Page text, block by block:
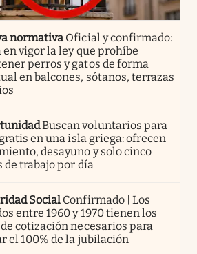
normativa Oficial y confirmado:
en vigor la ley que prohíbe
perros y gatos de forma
en balcones, sótanos, terrazas
Buscan voluntarios para
en una isla griega: ofrecen
desayuno y solo cinco
de trabajo por día
Social Confirmado | Los
entre 1960 y 1970 tienen los
cotización necesarios para
el 100% de la jubilación